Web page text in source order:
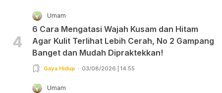
4
Umam
6 Cara Mengatasi Wajah Kusam dan Hitam
Agar Kulit Terlihat Lebih Cerah, No 2 Gampang
Banget dan Mudah Dipraktekkan!
Gaya Hidup 03/08/2026 | 14:55
Umam